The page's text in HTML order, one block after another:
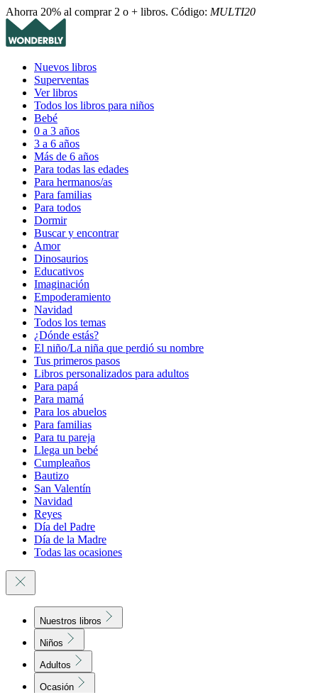
Ahorra 20% al comprar 2 o + libros. Código: MULTI20
Nuevos libros
Superventas
Ver libros
Todos los libros para niños
Bebé
0 a 3 años
3 a 6 años
Más de 6 años
Para todas las edades
Para hermanos/as
Para familias
Para todos
Dormir
Buscar y encontrar
Amor
Dinosaurios
Educativos
Imaginación
Empoderamiento
Navidad
Todos los temas
¿Dónde estás?
El niño/La niña que perdió su nombre
Tus primeros pasos
Libros personalizados para adultos
Para papá
Para mamá
Para los abuelos
Para familias
Para tu pareja
Llega un bebé
Cumpleaños
Bautizo
San Valentín
Navidad
Reyes
Día del Padre
Día de la Madre
Todas las ocasiones
Nuestros libros
Niños
Adultos
Ocasión